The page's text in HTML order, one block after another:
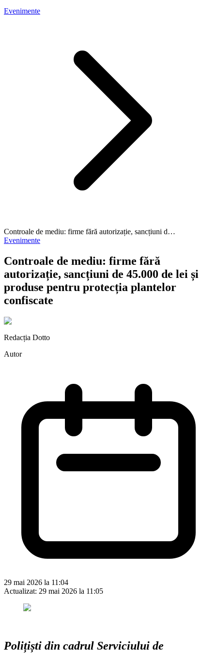
Evenimente
Controale de mediu: firme fără autorizație, sancțiuni d…
Evenimente
Controale de mediu: firme fără
autorizație, sancțiuni de 45.000 de lei și
produse pentru protecția plantelor
confiscate
Redacția Dotto
Autor
29 mai 2026 la 11:04
Actualizat: 29 mai 2026 la 11:05
Polițiști din cadrul Serviciului de